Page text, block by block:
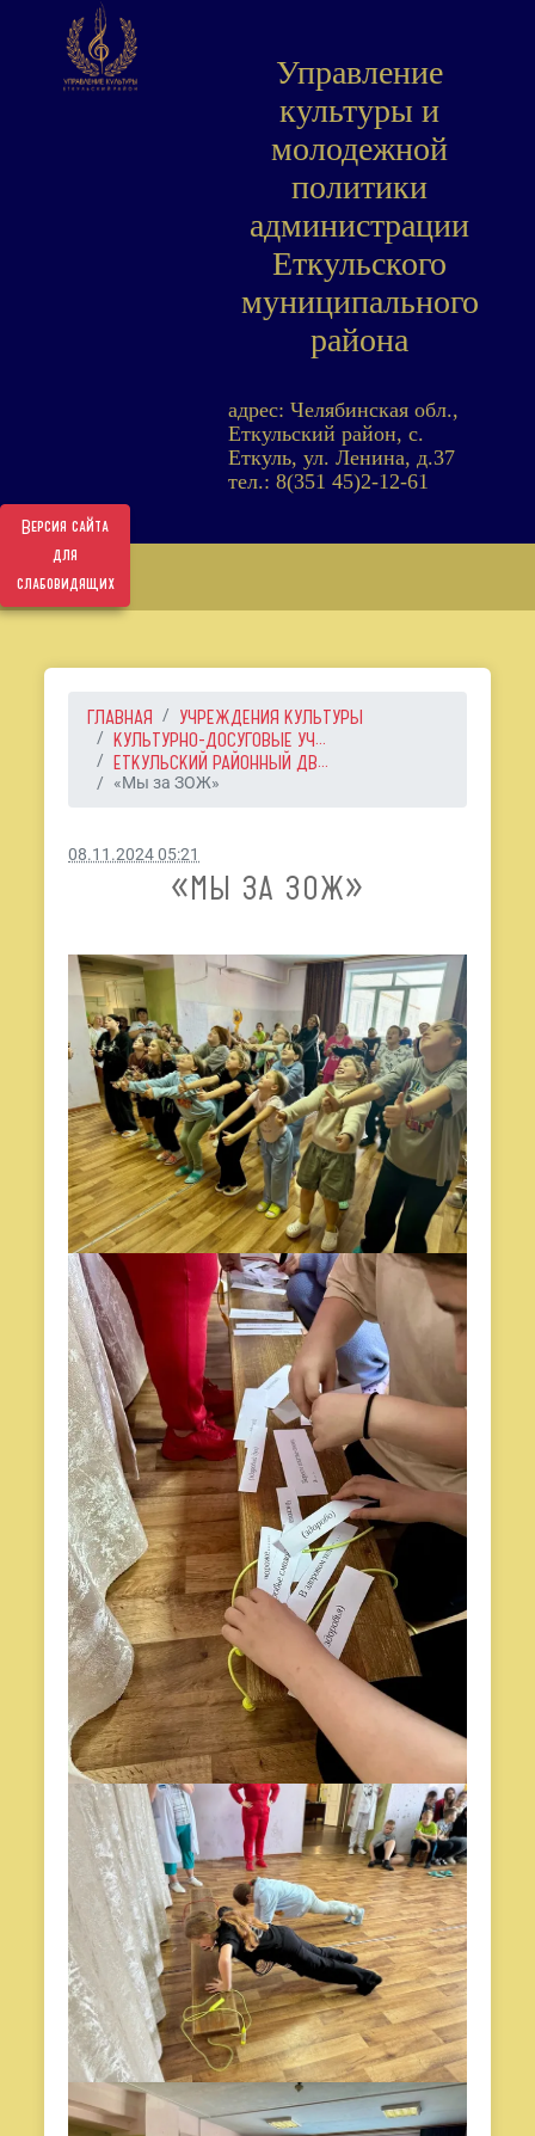
Версия сайта
для
слабовидящих
Управление
культуры и
молодежной
политики
администрации
Еткульского
муниципального
района
адрес: Челябинская обл.,
Еткульский район, с.
Еткуль, ул. Ленина, д.37
тел.: 8(351 45)2-12-61
ГЛАВНАЯ
УЧРЕЖДЕНИЯ КУЛЬТУРЫ
КУЛЬТУРНО-ДОСУГОВЫЕ УЧ...
ЕТКУЛЬСКИЙ РАЙОННЫЙ ДВ...
«Мы за ЗОЖ»
08.11.2024 05:21
«МЫ ЗА ЗОЖ»